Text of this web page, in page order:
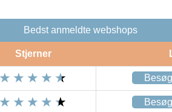
Bedst anmeldte webshops
Stjerner